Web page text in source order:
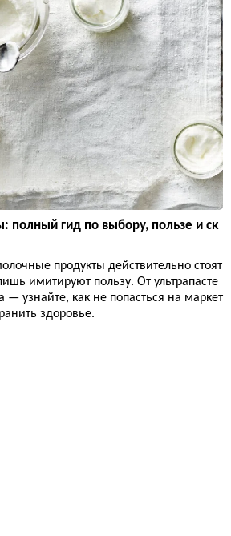
полный гид по выбору, пользе и ск
продукты действительно стоят
имитируют пользу. От ультрапасте
узнайте, как не попасться на маркет
здоровье.